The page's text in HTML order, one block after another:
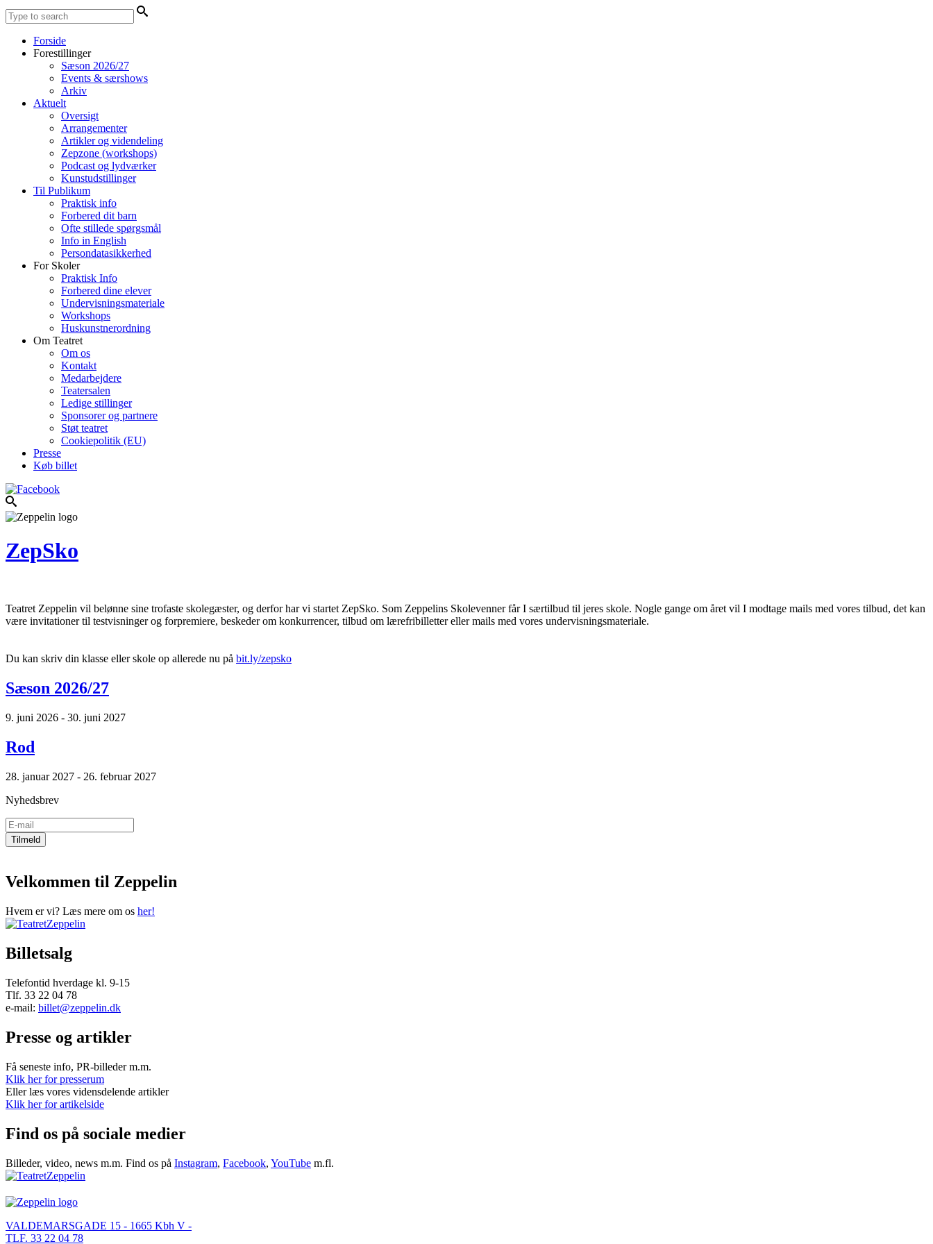
Forside
Forestillinger
Sæson 2026/27
Events & særshows
Arkiv
Aktuelt
Oversigt
Arrangementer
Artikler og videndeling
Zepzone (workshops)
Podcast og lydværker
Kunstudstillinger
Til Publikum
Praktisk info
Forbered dit barn
Ofte stillede spørgsmål
Info in English
Persondatasikkerhed
For Skoler
Praktisk Info
Forbered dine elever
Undervisningsmateriale
Workshops
Huskunstnerordning
Om Teatret
Om os
Kontakt
Medarbejdere
Teatersalen
Ledige stillinger
Sponsorer og partnere
Støt teatret
Cookiepolitik (EU)
Presse
Køb billet
ZepSko
Teatret Zeppelin vil belønne sine trofaste skolegæster, og derfor har vi startet ZepSko. Som Zeppelins Skolevenner får I særtilbud til jeres skole. Nogle gange om året vil I modtage mails med vores tilbud, det kan
være invitationer til testvisninger og forpremiere, beskeder om konkurrencer, tilbud om lærefribilletter eller mails med vores undervisningsmateriale.
Du kan skriv din klasse eller skole op allerede nu på bit.ly/zepsko
Sæson 2026/27
9. juni 2026 - 30. juni 2027
Rod
28. januar 2027 - 26. februar 2027
Nyhedsbrev
Velkommen til Zeppelin
Hvem er vi? Læs mere om os her!
Billetsalg
Telefontid hverdage kl. 9-15
Tlf. 33 22 04 78
e-mail: billet@zeppelin.dk
Presse og artikler
Få seneste info, PR-billeder m.m.
Klik her for presserum
Eller læs vores vidensdelende artikler
Klik her for artikelside
Find os på sociale medier
Billeder, video, news m.m. Find os på Instagram, Facebook, YouTube m.fl.
VALDEMARSGADE 15 - 1665 Kbh V -
TLF. 33 22 04 78